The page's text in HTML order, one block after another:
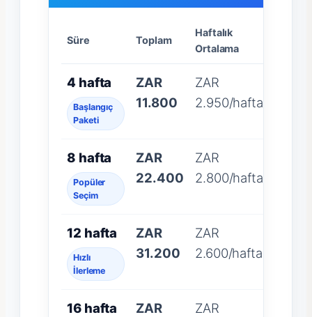
Süre Toplam
Haftalık
Ortalama
4 hafta
Başlangıç
Paketi
ZAR
11.800
ZAR
2.950/hafta
8 hafta
Popüler
Seçim
ZAR
22.400
ZAR
2.800/hafta
12 hafta
Hızlı
İlerleme
ZAR
31.200
ZAR
2.600/hafta
16 hafta
ZAR
ZAR